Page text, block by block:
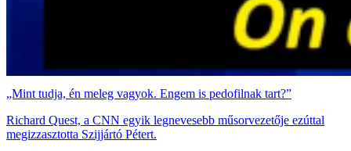
„Mint tudja, én meleg vagyok. Engem is pedofilnak tart?”
Richard Quest, a CNN egyik legnevesebb műsorvezetője ezúttal
megizzasztotta Szijjártó Pétert.